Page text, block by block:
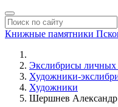
Книжные памятники
Экслибрисы личных
Художники-
Художники
Шершнев